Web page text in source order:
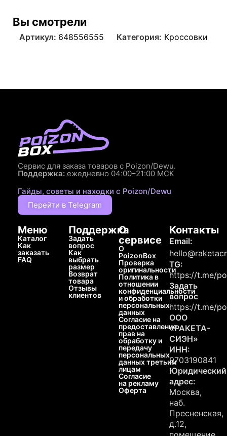
Вы смотрели
Артикул: 648556555 Категория: Кроссовки
Сервис для заказа товаров с Poizon/Dewu.
Поддержка: ежедневно 04:00–21:00 МСК
Гайды, советы и находки с Poizon/Dewu
Перейти в Telegram
Меню
Каталог
Как
заказать
FAQ
Поддержка
Задать
вопрос
Как
выбрать
размер
Возврат
товара
Отзывы
клиентов
О
сервисе
О
PoizonBox
Проверка
оригинальности
Политика в
отношении
конфиденциальности
и обработки
персональных
данных
Согласие на
предоставление
прав на
обработку и
передачу
персональных
данных третьим
лицам
Согласие
на рекламу
Оферта
Контакты
Email:
TG:
https://t.me/
Задать
вопрос
https://t.me/
ООО
«РАКЕТА-
СИЭН»
ИНН:
9703190841
Юридический
адрес:
Москва,
наб.
Пресненская,
д.12,